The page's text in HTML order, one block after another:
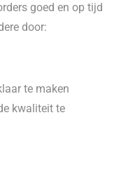
goed en op tijd
door:
te maken
kwaliteit te